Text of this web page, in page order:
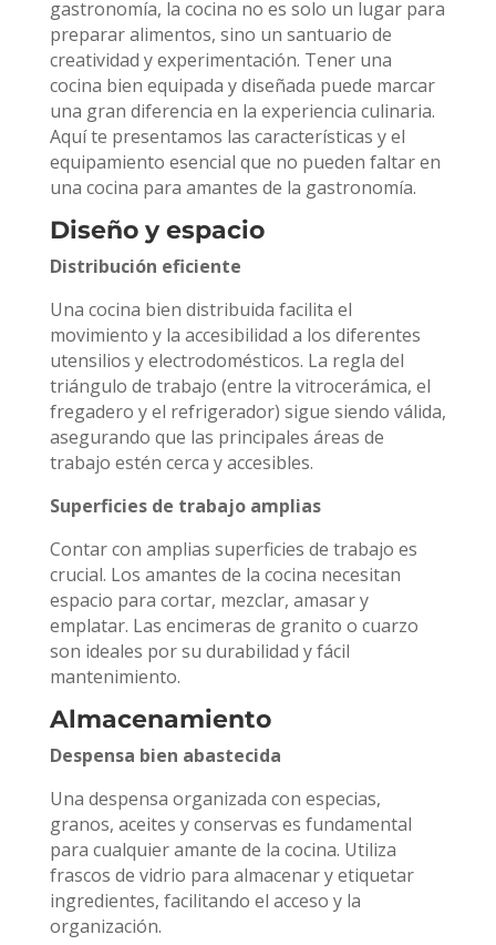
gastronomía, la cocina no es solo un lugar para
preparar alimentos, sino un santuario de
creatividad y experimentación. Tener una
cocina bien equipada y diseñada puede marcar
una gran diferencia en la experiencia culinaria.
Aquí te presentamos las características y el
equipamiento esencial que no pueden faltar en
una cocina para amantes de la gastronomía.
Diseño y espacio
Distribución eficiente
Una cocina bien distribuida facilita el
movimiento y la accesibilidad a los diferentes
utensilios y electrodomésticos. La regla del
triángulo de trabajo (entre la vitrocerámica, el
fregadero y el refrigerador) sigue siendo válida,
asegurando que las principales áreas de
trabajo estén cerca y accesibles.
Superficies de trabajo amplias
Contar con amplias superficies de trabajo es
crucial. Los amantes de la cocina necesitan
espacio para cortar, mezclar, amasar y
emplatar. Las encimeras de granito o cuarzo
son ideales por su durabilidad y fácil
mantenimiento.
Almacenamiento
Despensa bien abastecida
Una despensa organizada con especias,
granos, aceites y conservas es fundamental
para cualquier amante de la cocina. Utiliza
frascos de vidrio para almacenar y etiquetar
ingredientes, facilitando el acceso y la
organización.